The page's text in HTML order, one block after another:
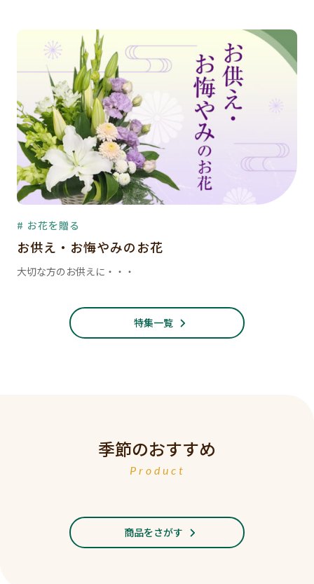
# お花を贈る
お供え・お悔やみのお花
大切な方のお供えに・・・
特集一覧
季節のおすすめ
Product
商品をさがす